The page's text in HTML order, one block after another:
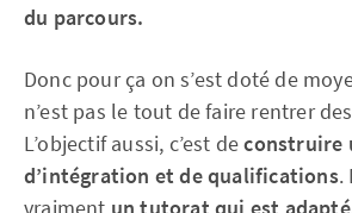
du parcours.
Donc pour ça on s’est doté de
n’est pas le tout de faire rentrer
L’objectif aussi, c’est deconstruire
d’intégration et de qualifications.
vraiment un tutorat qui est